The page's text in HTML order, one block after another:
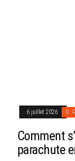
6 juillet 2026 0
Comment
parachute